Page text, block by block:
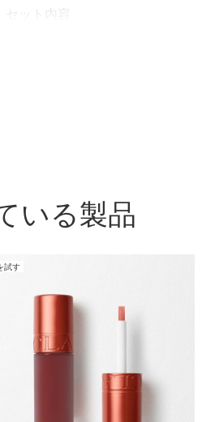
セット内容
リップオイルアクセサ
いる製品
試す